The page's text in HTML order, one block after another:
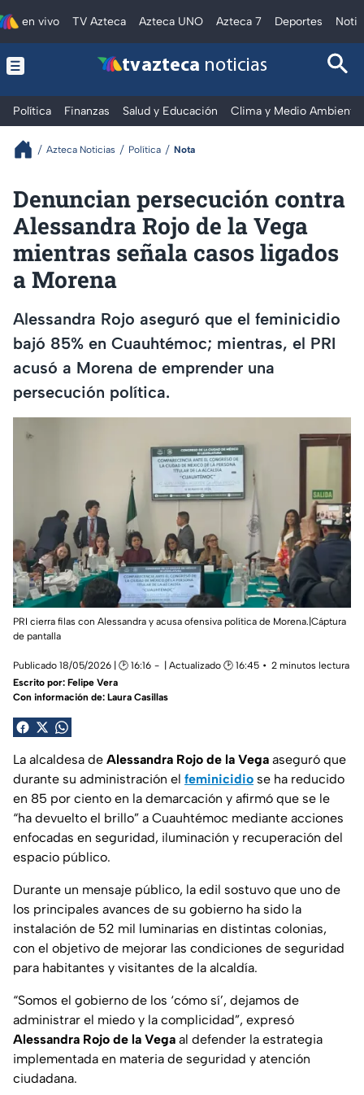
en vivo TV Azteca Azteca UNO Azteca 7 Deportes
tv azteca noticias
Política Finanzas Salud y Educación Clima y Medio Ambiente
Azteca Noticias Política Nota
Denuncian persecución contra
Alessandra Rojo de la Vega
mientras señala casos ligados
a Morena
Alessandra Rojo aseguró que el feminicidio
bajó 85% en Cuauhtémoc; mientras, el PRI
acusó a Morena de emprender una
persecución política.
PRI cierra filas con Alessandra y acusa ofensiva política de Morena.|Cáptura
de pantalla
Publicado 18/05/2026 | 🕑 16:16 | Actualizado 🕑 16:45
2 minutos lectura
Escrito por: Felipe Vera
Con información de: Laura Casillas
La alcaldesa de Alessandra Rojo de la Vega aseguró que
durante su administración el feminicidio se ha reducido
en 85 por ciento en la demarcación y afirmó que se le
“ha devuelto el brillo” a Cuauhtémoc mediante acciones
enfocadas en seguridad, iluminación y recuperación del
espacio público.
Durante un mensaje público, la edil sostuvo que uno de
los principales avances de su gobierno ha sido la
instalación de 52 mil luminarias en distintas colonias,
con el objetivo de mejorar las condiciones de seguridad
para habitantes y visitantes de la alcaldía.
“Somos el gobierno de los ‘cómo sí’, dejamos de
administrar el miedo y la complicidad”, expresó
Alessandra Rojo de la Vega al defender la estrategia
implementada en materia de seguridad y atención
ciudadana.